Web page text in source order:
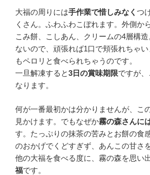
大福の周りには手作業で惜しみなく つ
くさん。ふわふわこぼれます。外側か
こみ餅、こしあん、クリームの4層構造
ないので、頑張れば1口で頬張れちゃ
もペロリと食べられちゃうのです。
一旦解凍すると3日の賞味期限ですが、
なります。
何が一番最初かは分かりませんが、こ
見かけます。でもなぜか霧の森さんに
す。たっぷりの抹茶の苦みとお餅の食
のおかげでくどすぎず、あんこの甘さ
他の大福を食べる度に、霧の森を思い出
福です。